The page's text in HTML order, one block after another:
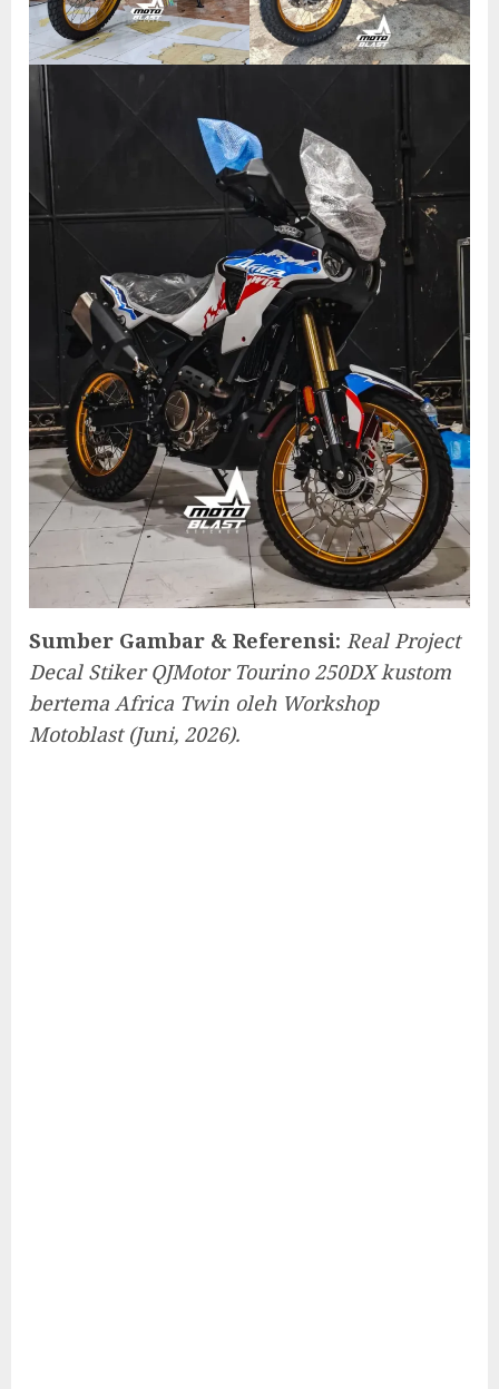
Sumber Gambar & Referensi: Real Project
Decal Stiker QJMotor Tourino 250DX kustom
bertema Africa Twin oleh Workshop
Motoblast (Juni, 2026).